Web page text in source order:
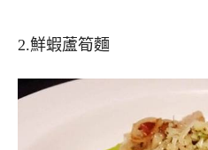
2.鮮蝦蘆筍麵